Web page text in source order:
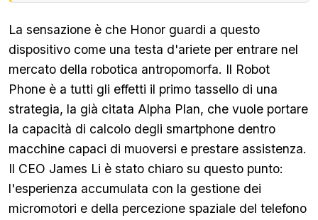
La sensazione è che Honor guardi a questo
dispositivo come una testa d'ariete per entrare nel
mercato della robotica antropomorfa. Il Robot
Phone è a tutti gli effetti il primo tassello di una
strategia, la già citata Alpha Plan, che vuole portare
la capacità di calcolo degli smartphone dentro
macchine capaci di muoversi e prestare assistenza.
Il CEO James Li è stato chiaro su questo punto:
l'esperienza accumulata con la gestione dei
micromotori e della percezione spaziale del telefono